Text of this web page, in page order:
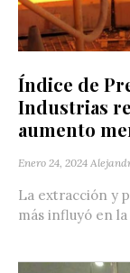
Índice de
Industrias
aumento
Enero 24, 2024
La extracción y
más influyó en